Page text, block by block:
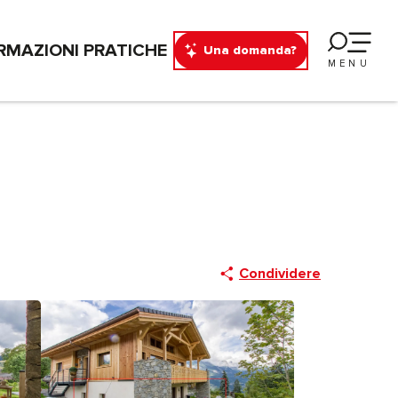
Una domanda?
MENU
PRATICHE
Condividere